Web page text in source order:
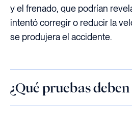
y el frenado, que podrían
intentó corregir o reducir la
se produjera el accidente.
¿Qué pruebas